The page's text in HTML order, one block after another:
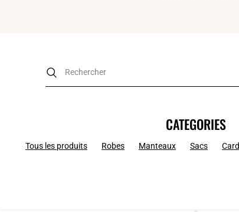
CATEGORIES
Tous les produits Robes Manteaux Sacs